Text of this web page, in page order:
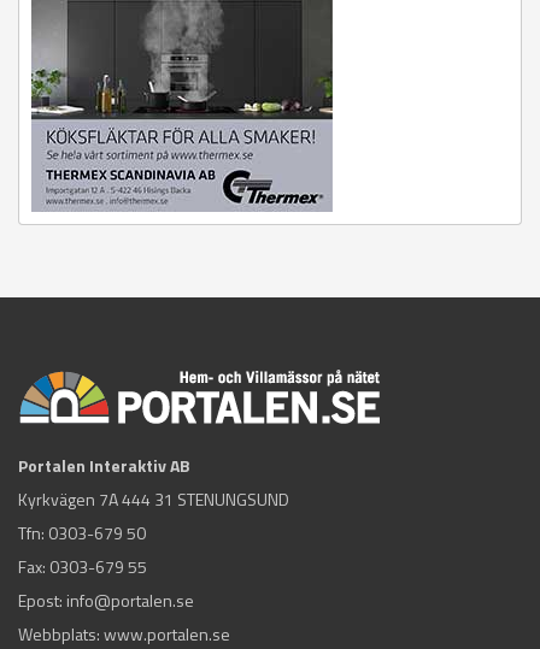
Portalen Interaktiv AB
Kyrkvägen 7A 444 31 STENUNGSUND
Tfn: 0303-679 50
Fax: 0303-679 55
Epost: info@portalen.se
Webbplats: www.portalen.se